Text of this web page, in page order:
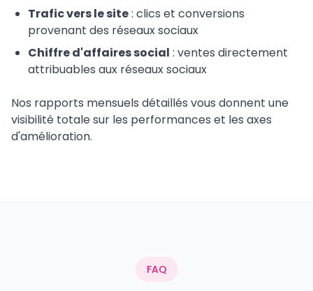
Trafic vers le site: clics et conversions
provenant des réseaux sociaux
Chiffre d'affaires social : ventes directement
attribuables aux réseaux sociaux
Nos rapports mensuels détaillés vous donnent une
visibilité totale sur les performances et les axes
d'amélioration.
FAQ